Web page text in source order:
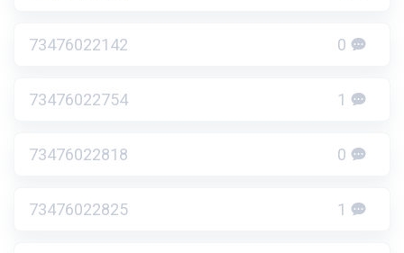
73476022142 0
73476022754 1
73476022818 0
73476022825 1